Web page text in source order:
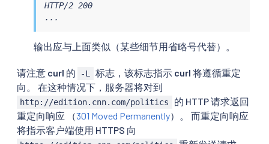
HTTP/2 200
...
输出应与上面类似（某些细节用省略号代替）。
请注意 curl 的 -L 标志，该标志指示 curl 将遵循重定
向。 在这种情况下，服务器将对到
http://edition.cnn.com/politics
的 HTTP 请求返回
重定向响应 （301 Moved Permanently）。 而重定向响应
将指示客户端使用 HTTPS 向